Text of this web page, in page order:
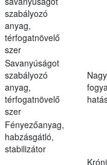
szabályozó
anyag,
térfogatnövelő
szer
Savanyúságot
szabályozó
anyag,
térfogatnövelő
szer
Fényezőanyag,
habzásgátló,
stabilizátor